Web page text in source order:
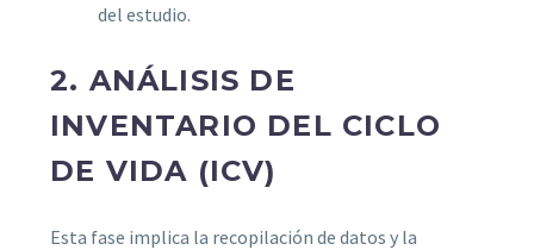
del estudio.
2. ANÁLISIS DE
INVENTARIO DEL CICLO
DE VIDA (ICV)
Esta fase implica la recopilación de datos y la